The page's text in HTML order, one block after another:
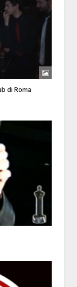
di Roma